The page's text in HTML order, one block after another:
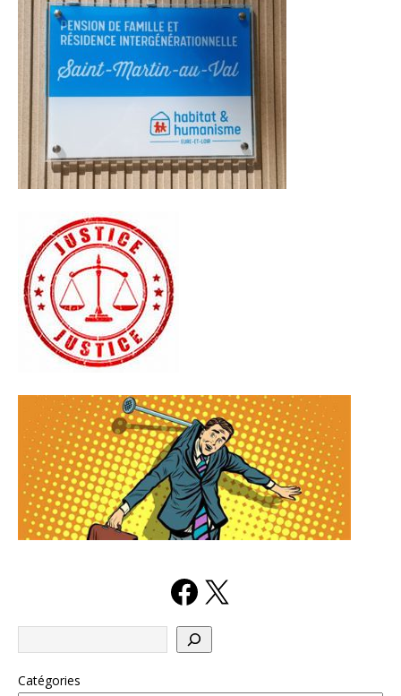
Catégories